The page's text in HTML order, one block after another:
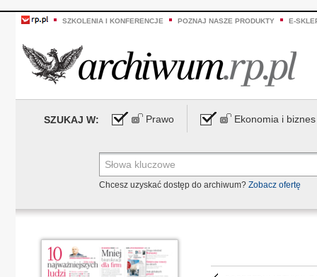
SZKOLENIA I KONFERENCJE POZNAJ NASZE PRODUKTY E-
SZUKAJ W: Prawo Ekonomia i biznes
Chcesz uzyskać dostęp do archiwum? Zobacz ofertę